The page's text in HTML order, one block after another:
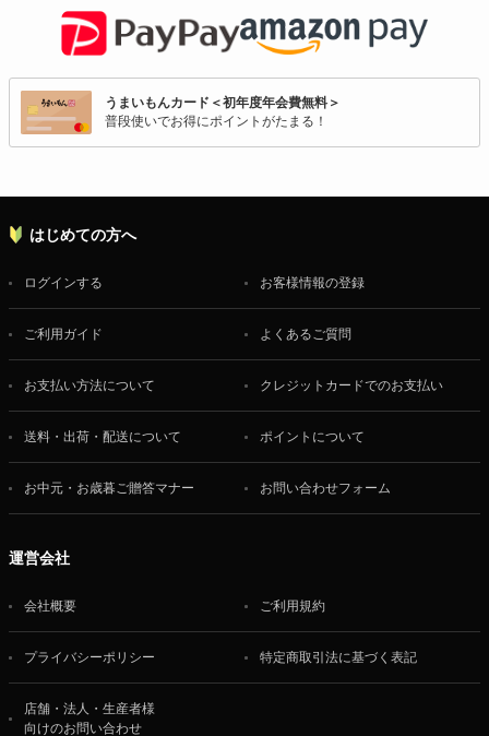
うまいもんカード＜初年度年会費無料＞
普段使いでお得にポイントがたまる！
はじめての方へ
ログインする お客様情報の登録
ご利用ガイド よくあるご質問
お支払い方法について クレジットカードでのお支払い
送料・出荷・配送について ポイントについて
お中元・お歳暮ご贈答マナー お問い合わせフォーム
運営会社
会社概要 ご利用規約
プライバシーポリシー 特定商取引法に基づく表記
店舗・法人・生産者様
向けのお問い合わせ